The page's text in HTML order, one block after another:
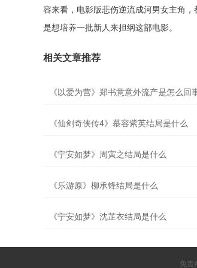
容来看，电影版悲伤逆流成河男女主角
是想培养一批新人来担纲这部电影。
相关文章推荐
《以爱为营》郑书意意外流产是怎么回
《仙剑奇侠传4》慕容紫英结局是什么
《宁安如梦》周寅之结局是什么
《乐游原》柳承锋结局是什么
《宁安如梦》沈芷衣结局是什么
免责